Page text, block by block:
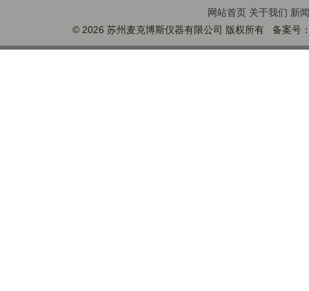
网站首页 关于我们 新
© 2026 苏州麦克博斯仪器有限公司 版权所有 备案号